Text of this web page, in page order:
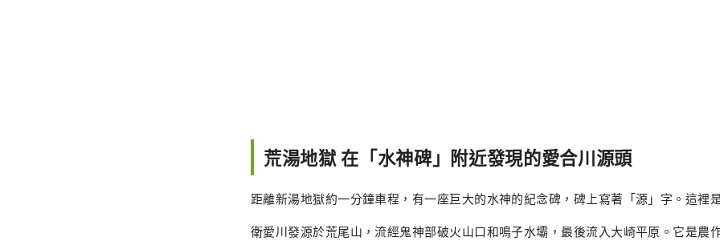
荒湯地獄 在「水神碑」附近發現的愛合川源頭
距離新湯地獄約一分鐘車程，有一座巨大的水神的紀念碑，碑上寫著「源」字。這裡
衛愛川發源於荒尾山，流經鬼神部破火山口和鳴子水壩，最後流入大崎平原。它是農